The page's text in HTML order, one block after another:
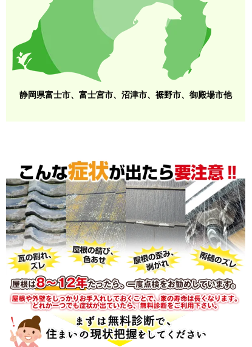
静岡県富士市、富士宮市、沼津市、裾野市、御殿場市他